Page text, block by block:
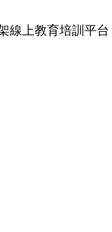
線上教育培訓平